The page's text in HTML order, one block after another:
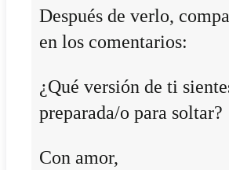
Después de verlo,
en los comentarios:
¿Qué versión de ti
preparada/o para soltar?
Con amor,